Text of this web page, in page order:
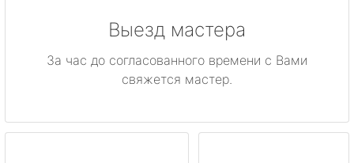
Выезд мастера
За час до согласованного времени с Вами
свяжется мастер.